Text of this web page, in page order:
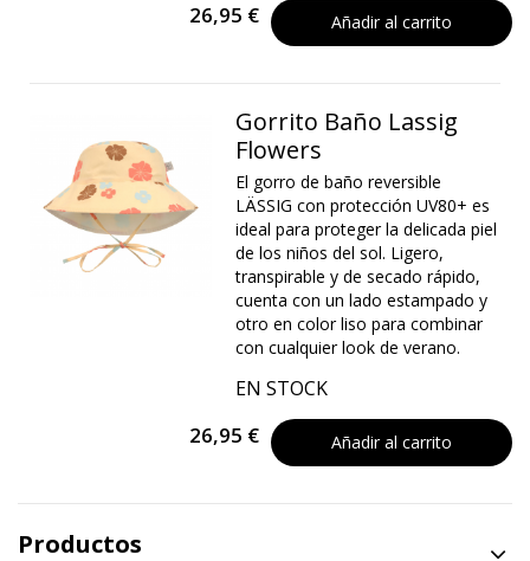
26,95 € Añadir al carrito
Gorrito Baño Lassig
Flowers
El gorro de baño reversible
LÄSSIG con protección UV80+ es
ideal para proteger la delicada piel
de los niños del sol. Ligero,
transpirable y de secado rápido,
cuenta con un lado estampado y
otro en color liso para combinar
con cualquier look de verano.
EN STOCK
26,95 € Añadir al carrito
Productos